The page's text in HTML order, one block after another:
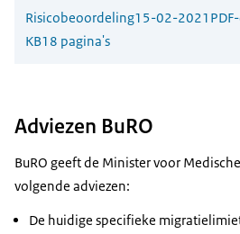
Risicobeoordeling15-02-2021
KB18 pagina's
Adviezen BuRO
BuRO geeft de Minister voor
volgende adviezen:
De huidige specifieke